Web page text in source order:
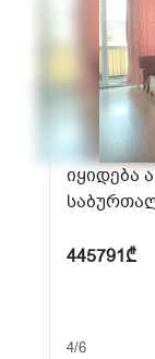
იყიდება
445791₾
4/6